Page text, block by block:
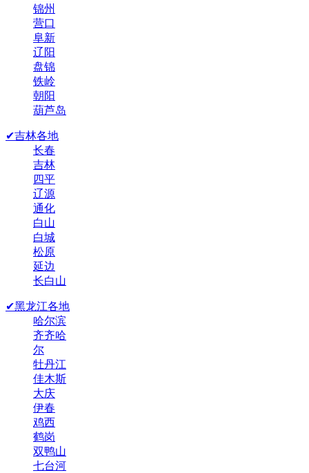
锦州
营口
阜新
辽阳
盘锦
铁岭
朝阳
葫芦岛
✔吉林各地
长春
吉林
四平
辽源
通化
白山
白城
松原
延边
长白山
✔黑龙江各地
哈尔滨
齐齐哈
尔
牡丹江
佳木斯
大庆
伊春
鸡西
鹤岗
双鸭山
七台河